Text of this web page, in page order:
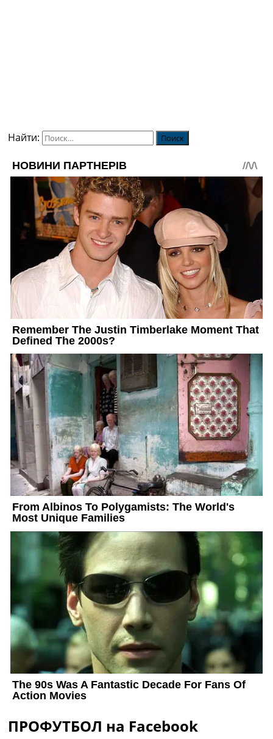
Найти:
ПРОФУТБОЛ на Facebook